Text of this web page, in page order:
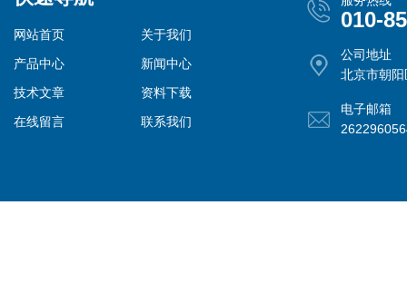
网站首页
关于我们
产品中心
新闻中心
技术文章
资料下载
在线留言
联系我们
010-
公司地址
北京市朝
电子邮箱